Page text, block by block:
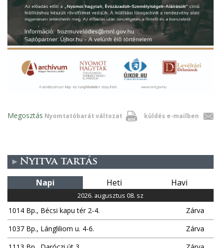
Nyomtatóbarát változat küldés e-mailben
Megosztás
Nyitva tartás
Napi Heti Havi
2026. augusztus 08. sz
1014 Bp., Bécsi kapu tér 2-4.
Zárva
1037 Bp., Lángliliom u. 4-6.
Zárva